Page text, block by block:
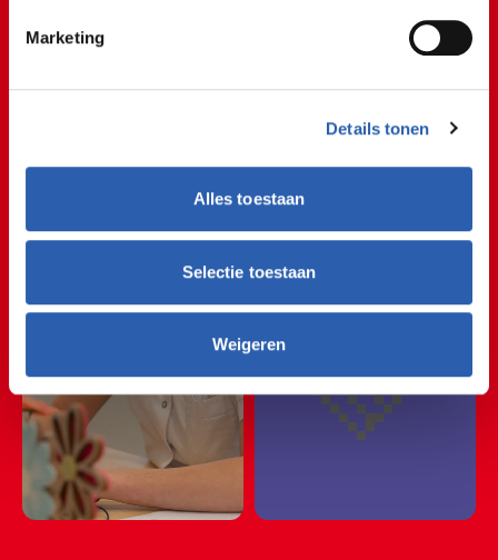
Marketing
Details tonen
Alles toestaan
Selectie toestaan
Weigeren
Zorg
💚